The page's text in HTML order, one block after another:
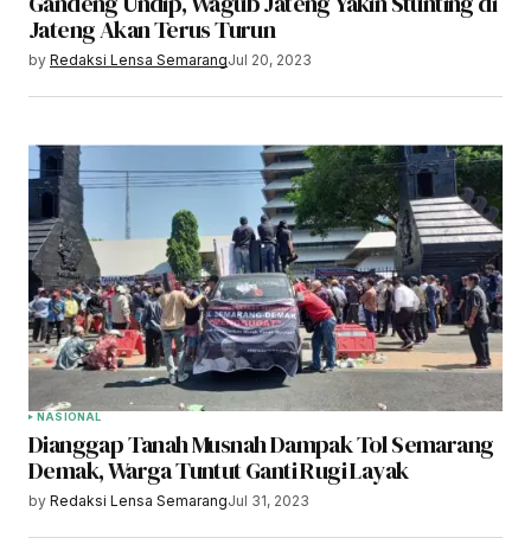
Jateng Akan Terus Turun
by Redaksi Lensa SemarangJul 20, 2023
NASIONAL
Dianggap Tanah Musnah Dampak Tol Semarang
Demak, Warga Tuntut Ganti Rugi Layak
by Redaksi Lensa SemarangJul 31, 2023